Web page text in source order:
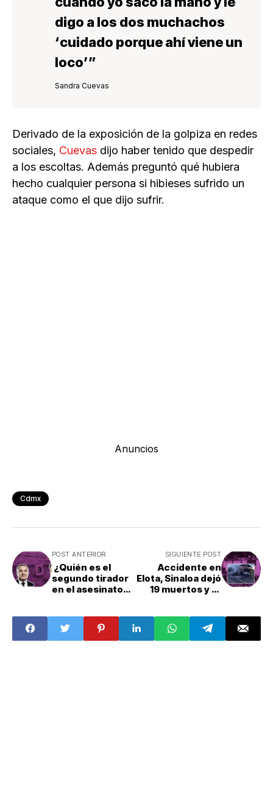
digo a los dos muchachos
‘cuidado porque ahí viene un
loco’”
Sandra Cuevas
Derivado de la exposición de la golpiza en redes
sociales, Cuevas dijo haber tenido que despedir
a los escoltas. Además preguntó qué hubiera
hecho cualquier persona si hibieses sufrido un
ataque como el que dijo sufrir.
Anuncios
Cdmx
POST ANTERIOR
¿Quién es el
segundo tirador
en el asesinato
García Luna?
SIGUIENTE POST
Accidente en
Elota, Sinaloa dejó
19 muertos y 18